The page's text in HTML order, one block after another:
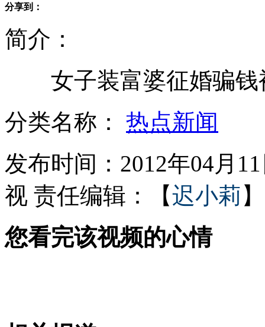
内贾德称伊朗不惧怕石油禁运
中方要求帕劳确保被扣渔民健康
分享到：
简介：
女子装富婆征婚骗钱
分类名称： 热点新闻
发布时间：2012年04月
视 责任编辑：【迟小莉 】
您看完该视频的心情